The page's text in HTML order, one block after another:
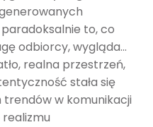
to, co
odbiorcy, wygląda…
realna przestrzeń,
stała się
trendów w komunikacji
realizmu